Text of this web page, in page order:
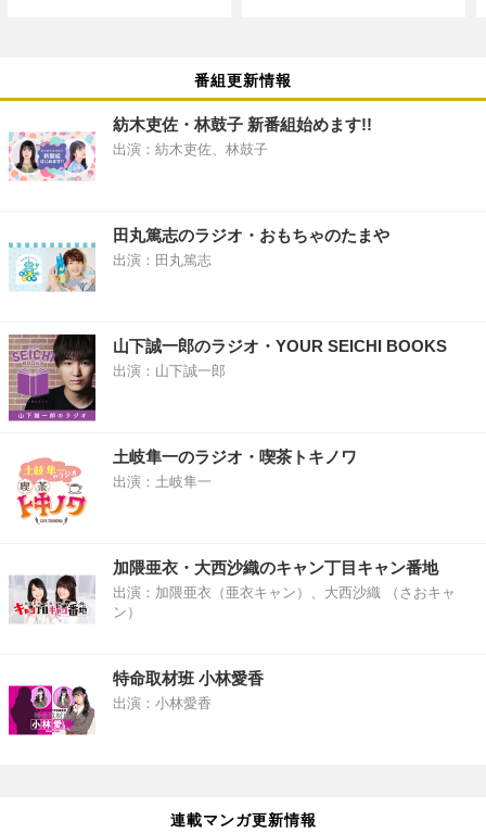
番組更新情報
紡木吏佐・林鼓子 新番組始めます!!
出演：紡木吏佐、林鼓子
田丸篤志のラジオ・おもちゃのたまや
出演：田丸篤志
山下誠一郎のラジオ・YOUR SEICHI BOOKS
出演：山下誠一郎
土岐隼一のラジオ・喫茶トキノワ
出演：土岐隼一
加隈亜衣・大西沙織のキャン丁目キャン番地
出演：加隈亜衣（亜衣キャン）、大西沙織 （さおキャ
ン）
特命取材班 小林愛香
出演：小林愛香
連載マンガ更新情報